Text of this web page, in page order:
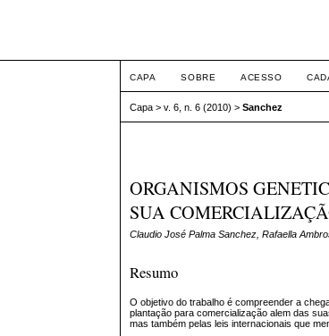
CAPA SOBRE ACESSO
Capa >v. 6, n. 6 (2010) >Sanchez
ORGANISMOS
SUA
Claudio José Palma Sanchez, Rafaella
Resumo
O objetivo do trabalho é compreender a
plantação para comercialização alem das
mas também pelas leis internacionais que